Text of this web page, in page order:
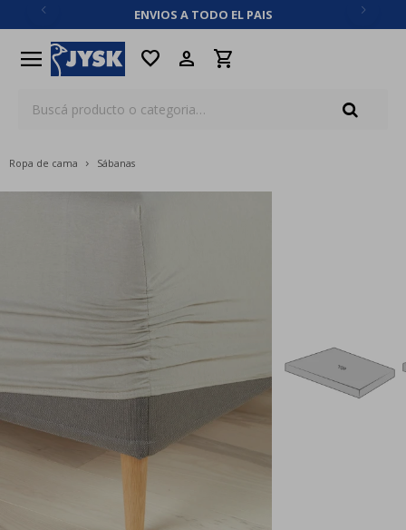
ENVIOS A TODO EL PAIS
menu favorite
Ropa de cama Sábanas
close